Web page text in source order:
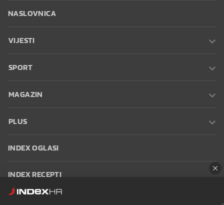
NASLOVNICA
VIJESTI
SPORT
MAGAZIN
PLUS
INDEX OGLASI
INDEX RECEPTI